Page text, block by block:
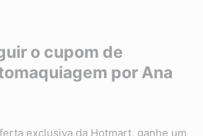
o cupom de
por Ana
exclusiva da Hotmart, ganhe um